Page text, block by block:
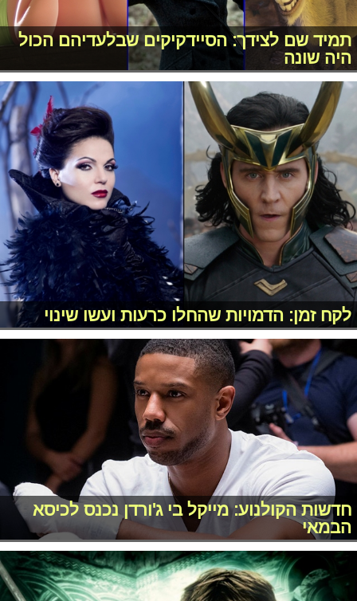
תמיד שם לצידך: הסיידקיקים שבלעדיהם הכול
היה שונה
לקח זמן: הדמויות שהחלו כרעות ועשו שינוי
חדשות הקולנוע: מייקל בי ג'ורדן נכנס לכיסא
הבמאי